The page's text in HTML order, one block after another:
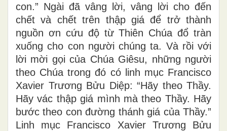
con.” Ngài đã vâng lời, vâng lời cho đến
chết và chết trên thập giá để trở thành
nguồn ơn cứu độ từ Thiên Chúa đổ tràn
xuống cho con người chúng ta. Và rồi với
lời mời gọi của Chúa Giêsu, những người
theo Chúa trong đó có linh mục Francisco
Xavier Trương Bửu Diệp: “Hãy theo Thầy.
Hãy vác thập giá mình mà theo Thầy. Hãy
bước theo con đường thánh giá của Thầy.”
Linh mục Francisco Xavier Trương Bửu